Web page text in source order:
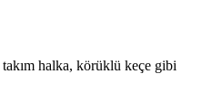
halka, körüklü keçe gibi